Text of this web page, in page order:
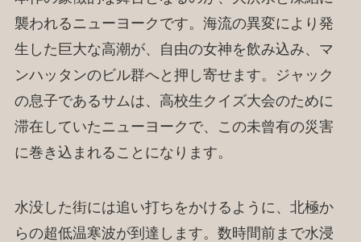
襲われるニューヨークです。海流の異変により発
生した巨大な高潮が、自由の女神を飲み込み、マ
ンハッタンのビル群へと押し寄せます。ジャック
の息子であるサムは、高校生クイズ大会のために
滞在していたニューヨークで、この未曾有の災害
に巻き込まれることになります。
水没した街には追い打ちをかけるように、北極か
らの超低温寒波が到達します。数時間前まで水浸